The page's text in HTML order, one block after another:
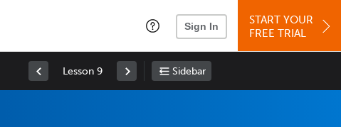
Sign In
START YOUR
FREE TRIAL
Lesson 9 Sidebar